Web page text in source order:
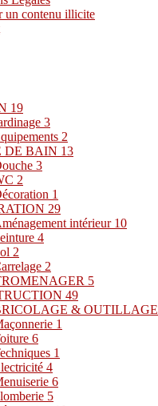
un contenu illicite
19
3
2
DE BAIN 13
3
2
1
29
intérieur 10
4
2
2
5
49
& OUTILLAGE
1
6
1
4
6
5